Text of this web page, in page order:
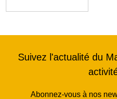
Suivez l'actualité du
Abonnez-vous à nos